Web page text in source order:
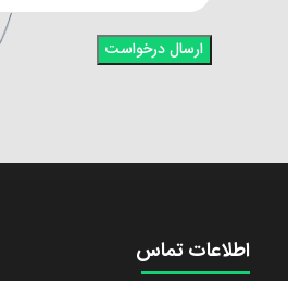
اطلاعات تماس